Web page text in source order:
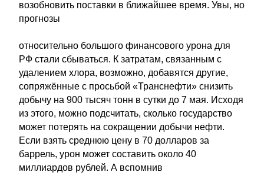
возобновить поставки в ближайшее время. Увы, но
прогнозы
относительно большого финансового урона для
РФ стали сбываться. К затратам, связанным с
удалением хлора, возможно, добавятся другие,
сопряжённые с просьбой «Транснефти» снизить
добычу на 900 тысяч тонн в сутки до 7 мая. Исходя
из этого, можно подсчитать, сколько государство
может потерять на сокращении добычи нефти.
Если взять среднюю цену в 70 долларов за
баррель, урон может составить около 40
миллиардов рублей. А вспомнив